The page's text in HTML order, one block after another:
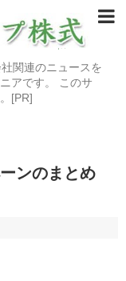
関連のニュースを
アです。 このサ
[PR]
ンのまとめ